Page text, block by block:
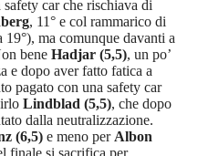
car che rischiava di
, 11° e col rammarico di
19°), ma comunque davanti a
bene Hadjar (5,5), un po’
e dopo aver fatto fatica a
pagato con una safety car
Lindblad (5,5), che dopo
dalla neutralizzazione.
(6,5) e meno per Albon
finale si sacrifica per